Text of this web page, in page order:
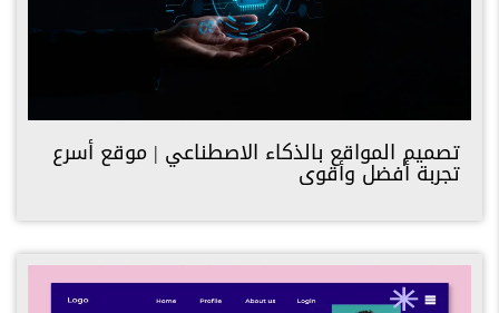
تصميم المواقع بالذكاء الاصطناعي | موقع أسرع
تجربة أفضل وأقوى